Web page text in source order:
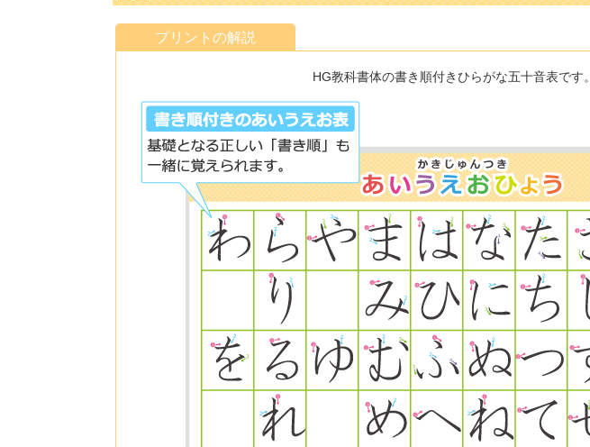
プリントの解説
HG教科書体の書き順付きひらがな五十音表です。